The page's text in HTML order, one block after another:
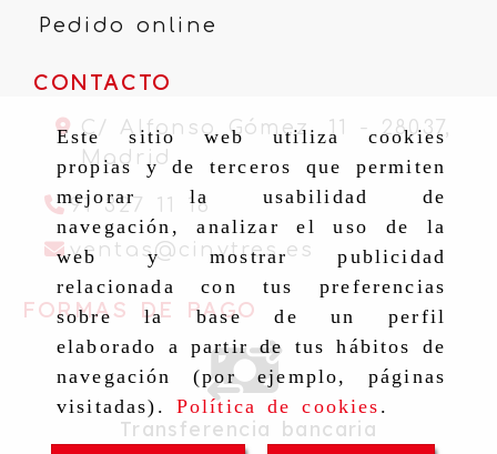
Este sitio web utiliza cookies
propias y de terceros que permiten
mejorar la usabilidad de
navegación, analizar el uso de la
web y mostrar publicidad
relacionada con tus preferencias
sobre la base de un perfil
elaborado a partir de tus hábitos de
navegación (por ejemplo, páginas
visitadas). Política de cookies .
Pedido online
CONTACTO
C/ Alfonso Gómez, 11 - 28037,
Madrid
91 327 11 16
ventas cinytres.es ventas
FORMAS DE PAGO
Transferencia bancaria